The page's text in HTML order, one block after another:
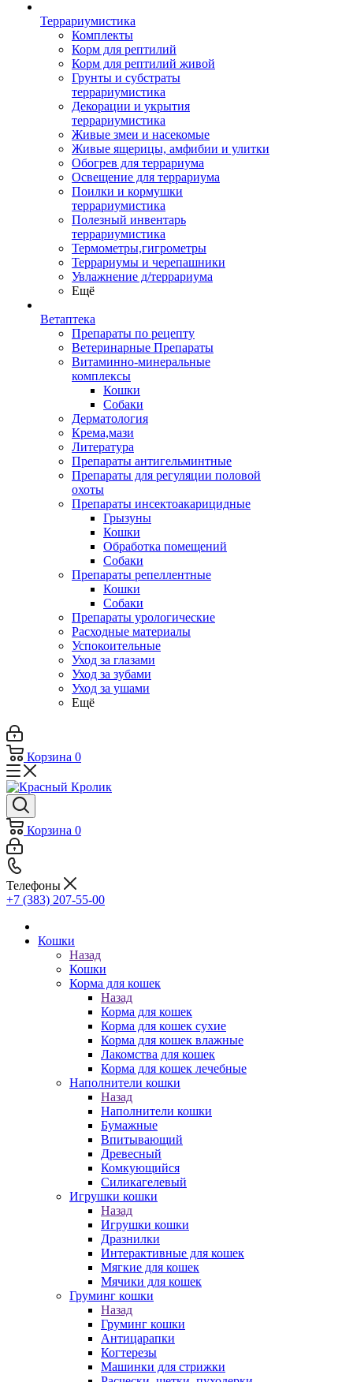
Террариумистика
Комплекты
Корм для рептилий
Корм для рептилий живой
Грунты и субстраты
террариумистика
Декорации и укрытия
террариумистика
Живые змеи и насекомые
Живые ящерицы, амфибии и улитки
Обогрев для террариума
Освещение для террариума
Поилки и кормушки
террариумистика
Полезный инвентарь
террариумистика
Термометры,гигрометры
Террариумы и черепашники
Увлажнение д/террариума
Ещё
Ветаптека
Препараты по рецепту
Ветеринарные Препараты
Витаминно-минеральные
комплексы
Кошки
Собаки
Дерматология
Крема,мази
Литература
Препараты антигельминтные
Препараты для регуляции половой
охоты
Препараты инсектоакарицидные
Грызуны
Кошки
Обработка помещений
Собаки
Препараты репеллентные
Кошки
Собаки
Препараты урологические
Расходные материалы
Успокоительные
Уход за глазами
Уход за зубами
Уход за ушами
Ещё
Корзина 0
Корзина 0
Телефоны
+7 (383) 207-55-00
Кошки
Назад
Кошки
Корма для кошек
Назад
Корма для кошек
Корма для кошек сухие
Корма для кошек влажные
Лакомства для кошек
Корма для кошек лечебные
Наполнители кошки
Назад
Наполнители кошки
Бумажные
Впитывающий
Древесный
Комкующийся
Силикагелевый
Игрушки кошки
Назад
Игрушки кошки
Дразнилки
Интерактивные для кошек
Мягкие для кошек
Мячики для кошек
Груминг кошки
Назад
Груминг кошки
Антицарапки
Когтерезы
Машинки для стрижки